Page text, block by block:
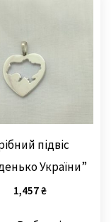
підвіс
України”
1,457₴